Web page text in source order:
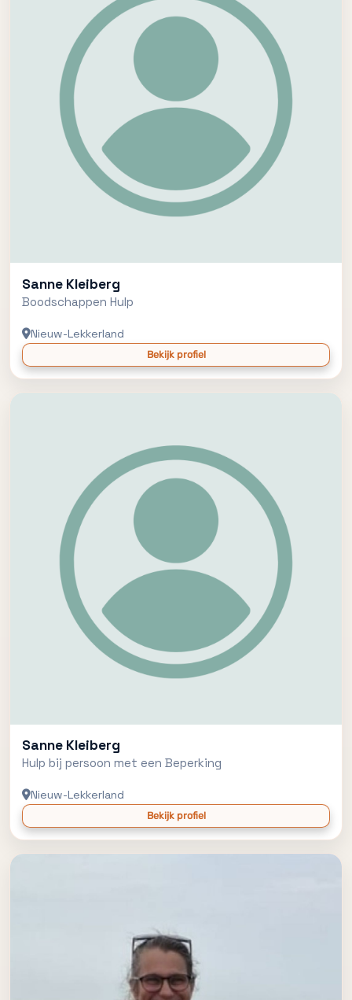
Sanne Kleiberg
Boodschappen Hulp
Nieuw-Lekkerland
Bekijk profiel
Sanne Kleiberg
Hulp bij persoon met een Beperking
Nieuw-Lekkerland
Bekijk profiel